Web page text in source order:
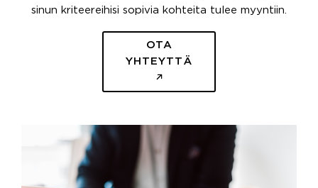
sinun kriteereihisi sopivia kohteita tulee myyntiin.
OTA
YHTEYTTÄ